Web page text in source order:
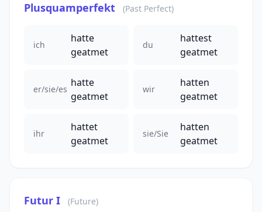
Plusquamperfekt (Past Perfect)
ich
hatte
geatmet
du
hattest
geatmet
er/sie/es
hatte
geatmet
wir
hatten
geatmet
ihr
hattet
geatmet
sie/Sie
hatten
geatmet
Futur I (Future)